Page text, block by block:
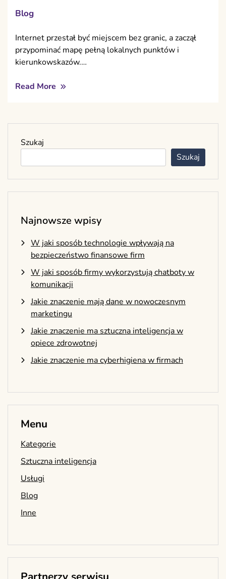
Blog
Internet przestał być miejscem bez granic, a zaczął
przypominać mapę pełną lokalnych punktów i
kierunkowskazów.…
Read More
Szukaj
Szukaj
Najnowsze wpisy
W jaki sposób technologie wpływają na
bezpieczeństwo finansowe firm
W jaki sposób firmy wykorzystują chatboty w
komunikacji
Jakie znaczenie mają dane w nowoczesnym
marketingu
Jakie znaczenie ma sztuczna inteligencja w
opiece zdrowotnej
Jakie znaczenie ma cyberhigiena w firmach
Menu
Kategorie
Sztuczna inteligencja
Usługi
Blog
Inne